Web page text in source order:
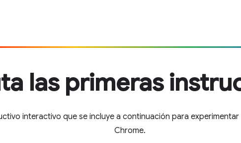
las primeras
interactivo que se incluye a continuación para
Chrome.